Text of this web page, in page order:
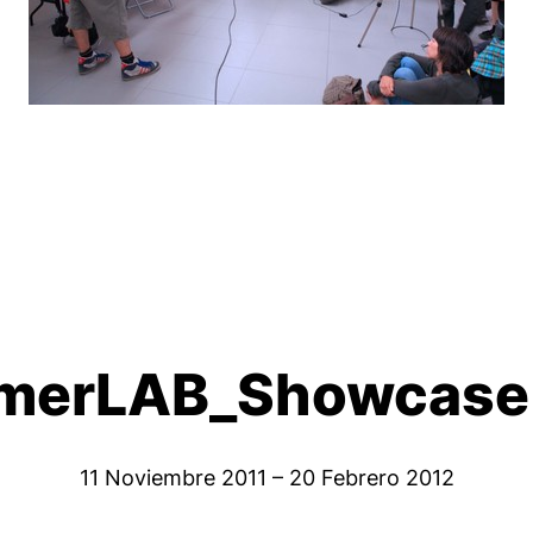
11 Noviembre 2011 – 20 Febrero 2012